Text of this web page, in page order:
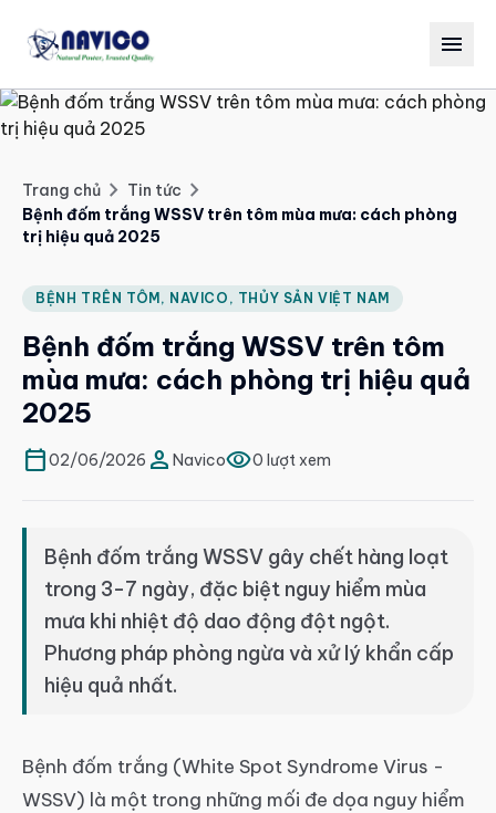
menu
Trang chủ chevron_right Tin tức chevron_right
Bệnh đốm trắng WSSV trên tôm mùa mưa: cách phòng
trị hiệu quả 2025
BỆNH TRÊN TÔM, NAVICO, THỦY SẢN VIỆT NAM
Bệnh đốm trắng WSSV trên tôm
mùa mưa: cách phòng trị hiệu quả
2025
calendar_today02/06/2026 person Navicovisibility0 lượt xem
Bệnh đốm trắng WSSV gây chết hàng loạt
trong 3-7 ngày, đặc biệt nguy hiểm mùa
mưa khi nhiệt độ dao động đột ngột.
Phương pháp phòng ngừa và xử lý khẩn cấp
hiệu quả nhất.
Bệnh đốm trắng (White Spot Syndrome Virus -
WSSV) là một trong những mối đe dọa nguy hiểm